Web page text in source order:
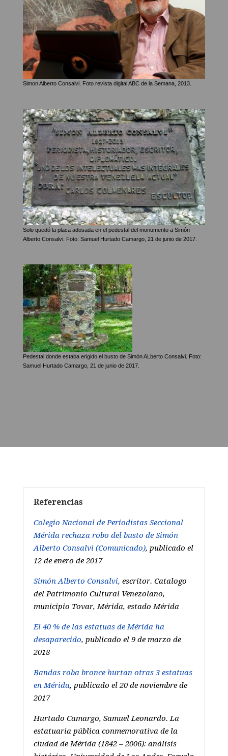
Simon Alberto Consalvi. Foto revista digital ABC de la Semana, 2013.
Solo quedó la placa adosada en el pedestal del monumento a Simón
Alberto Consalvi. Foto: Samuel Hurtado Camargo, 21 de junio de 2017.
Pedestal donde estaba erigido el busto de Simón ALberto Consalvi. Foto:
Samuel Hurtado Camargo, 21 de junio de 2017.
Referencias
ColegioNacional de Periodistas Seccional
Mérida rechaza robo del busto de Simón
Alberto Consalvi (Comunicado), publicado el
12 de enero de 2017
Simón Alberto Consalvi, escritor. Catalogo
del Patrimonio Cultural Venezolano,
municipio Tovar, Mérida, estado Mérida
El 40 % de las estatuas de Mérida ha
desaparecido, publicado el 9 de marzo de
2018
Bandas roba bronce hurtan otras 3 estatuas
en Mérida, publicado el 20 de noviembre de
2017
Hurtado Camargo, Samuel Leonardo. La
estatuaria pública conmemorativa de la
ciudad de Mérida (1842 – 2006): análisis